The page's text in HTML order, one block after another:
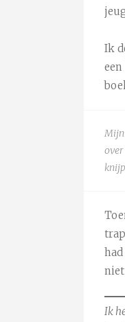
Ik
Mijn
niet
Ik